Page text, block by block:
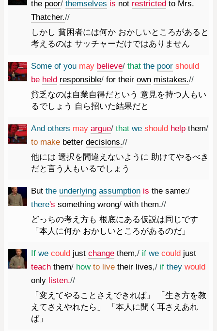
the poor/ themselves is not restricted to Mrs.
Thatcher.//
しかし 貧困者には何か おかしいところがあると
考えるのは サッチャーだけではありません
Some of you may believe/ that the poor should
be held responsible/ for their own mistakes.//
貧乏なのは自業自得だという 意見を持つ人もい
るでしょう 自ら招いた結果だと
And others may argue/ that we should help them/
to make better decisions.//
他には 選択を間違えないように 助けてやるべき
だと言う人もいるでしょう
But the underlying assumption is the same:/
there's something wrong/ with them.//
どっちの考え方も 根底にある仮説は同じです
「本人に何か おかしいところがあるのだ」
If we could just change them,/ if we could just
teach them/ how to live their lives,/ if they would
only listen.//
「変えてやることさえできれば」 「生き方を教
えてさえやれたら」 「本人に聞く耳さえあれ
ば」